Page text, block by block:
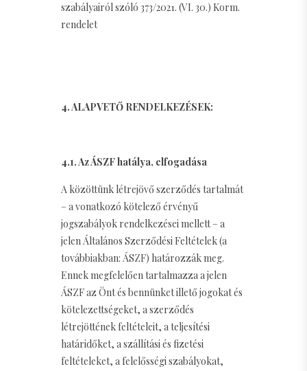
szabályairól szóló 373/2021. (VI. 30.) Korm.
rendelet
4. ALAPVETŐ RENDELKEZÉSEK:
4.1. Az ÁSZF hatálya, elfogadása
A közöttünk létrejövő szerződés tartalmát
– a vonatkozó kötelező érvényű
jogszabályok rendelkezései mellett – a
jelen Általános Szerződési Feltételek (a
továbbiakban: ÁSZF) határozzák meg.
Ennek megfelelően tartalmazza a jelen
ÁSZF az Önt és bennünket illető jogokat és
kötelezettségeket, a szerződés
létrejöttének feltételeit, a teljesítési
határidőket, a szállítási és fizetési
feltételeket, a felelősségi szabályokat,